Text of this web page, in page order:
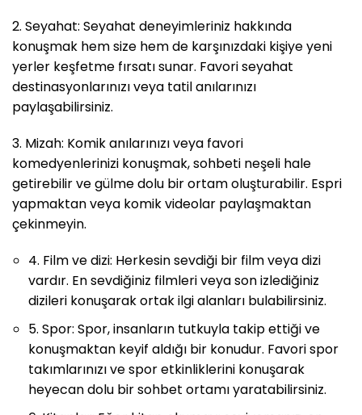
2. Seyahat: Seyahat deneyimleriniz hakkında
konuşmak hem size hem de karşınızdaki kişiye yeni
yerler keşfetme fırsatı sunar. Favori seyahat
destinasyonlarınızı veya tatil anılarınızı
paylaşabilirsiniz.
3. Mizah: Komik anılarınızı veya favori
komedyenlerinizi konuşmak, sohbeti neşeli hale
getirebilir ve gülme dolu bir ortam oluşturabilir. Espri
yapmaktan veya komik videolar paylaşmaktan
çekinmeyin.
4. Film ve dizi: Herkesin sevdiği bir film veya dizi
vardır. En sevdiğiniz filmleri veya son izlediğiniz
dizileri konuşarak ortak ilgi alanları bulabilirsiniz.
5. Spor: Spor, insanların tutkuyla takip ettiği ve
konuşmaktan keyif aldığı bir konudur. Favori spor
takımlarınızı ve spor etkinliklerini konuşarak
heyecan dolu bir sohbet ortamı yaratabilirsiniz.